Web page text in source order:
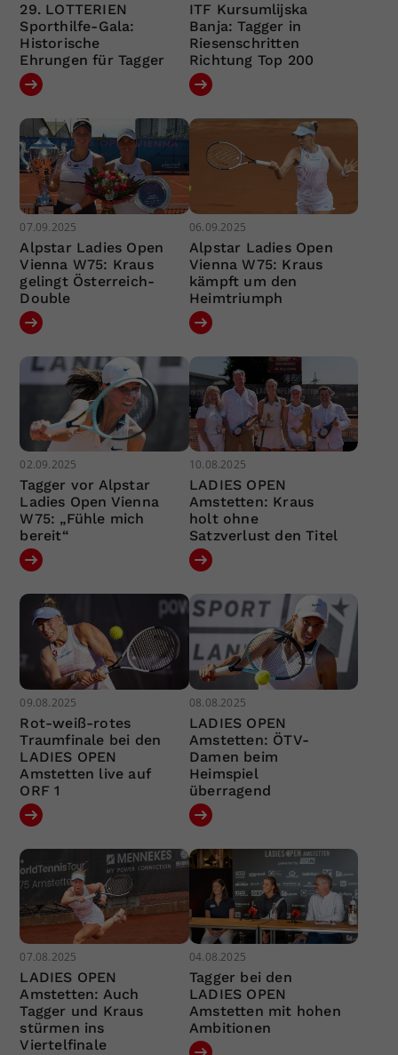
29. LOTTERIEN
Sporthilfe-Gala:
Historische
Ehrungen für Tagger
ITF Kursumlijska
Banja: Tagger in
Riesenschritten
Richtung Top 200
07.09.2025
Alpstar Ladies Open
Vienna W75: Kraus
gelingt Österreich-
Double
06.09.2025
Alpstar Ladies Open
Vienna W75: Kraus
kämpft um den
Heimtriumph
02.09.2025
Tagger vor Alpstar
Ladies Open Vienna
W75: „Fühle mich
bereit“
10.08.2025
LADIES OPEN
Amstetten: Kraus
holt ohne
Satzverlust den Titel
09.08.2025
Rot-weiß-rotes
Traumfinale bei den
LADIES OPEN
Amstetten live auf
ORF 1
08.08.2025
LADIES OPEN
Amstetten: ÖTV-
Damen beim
Heimspiel
überragend
07.08.2025
LADIES OPEN
Amstetten: Auch
Tagger und Kraus
stürmen ins
Viertelfinale
04.08.2025
Tagger bei den
LADIES OPEN
Amstetten mit hohen
Ambitionen